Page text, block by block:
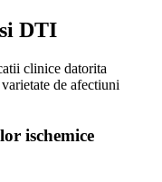
DTI
clinice datorita
de afectiuni
ischemice